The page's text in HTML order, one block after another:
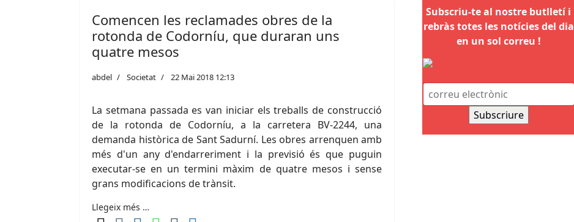
Comencen les reclamades obres de la
rotonda de Codorníu, que duraran uns
quatre mesos
abdel Societat 22 Mai 2018 12:13
La setmana passada es van iniciar els treballs de construcció
de la rotonda de Codorníu, a la carretera BV-2244, una
demanda històrica de Sant Sadurní. Les obres arrenquen amb
més d'un any d'endarreriment i la previsió és que puguin
executar-se en un termini màxim de quatre mesos i sense
grans modificacions de trànsit.
Llegeix més …
Subscriu-te al nostre butlletí i
rebràs totes les notícies del dia
en un sol correu !